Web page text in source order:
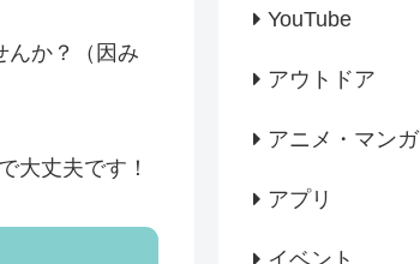
んか？（因み
大丈夫です！
YouTube
アウトドア
アニメ・マンガ
アプリ
イベント